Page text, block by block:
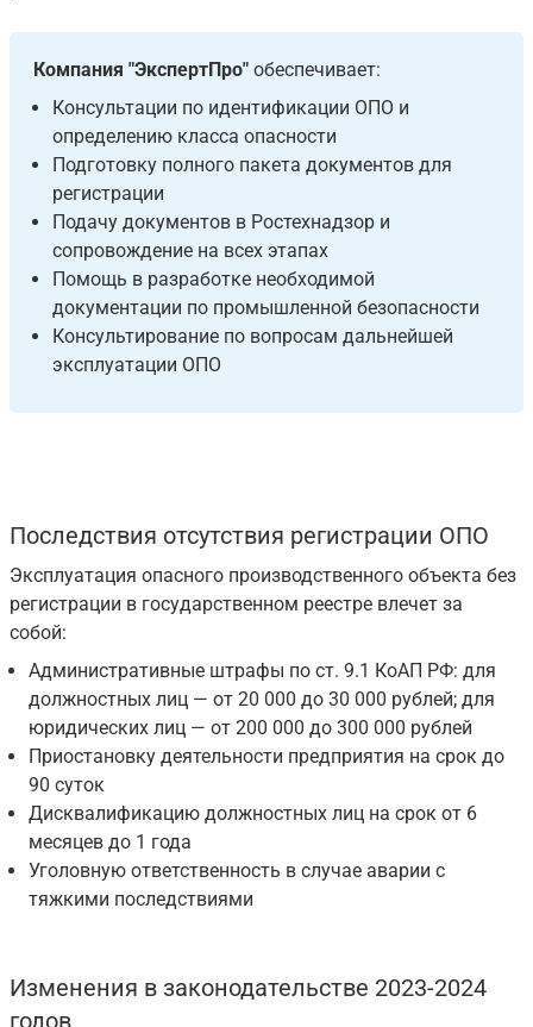
Компания "ЭкспертПро" обеспечивает:
Консультации по идентификации ОПО и
определению класса опасности
Подготовку полного пакета документов для
регистрации
Подачу документов в Ростехнадзор и
сопровождение на всех этапах
Помощь в разработке необходимой
документации по промышленной безопасности
Консультирование по вопросам дальнейшей
эксплуатации ОПО
Последствия отсутствия регистрации ОПО
Эксплуатация опасного производственного объекта без
регистрации в государственном реестре влечет за
собой:
Административные штрафы по ст. 9.1 КоАП РФ: для
должностных лиц — от 20 000 до 30 000 рублей; для
юридических лиц — от 200 000 до 300 000 рублей
Приостановку деятельности предприятия на срок до
90 суток
Дисквалификацию должностных лиц на срок от 6
месяцев до 1 года
Уголовную ответственность в случае аварии с
тяжкими последствиями
Изменения в законодательстве 2023-2024
годов